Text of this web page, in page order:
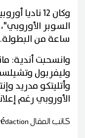
وكان 12
ساعة من البطولة.
وانسحبت أندية:
وليفربول
وأتليتكو مدريد
الأوروبي رغم
كاتب المقال